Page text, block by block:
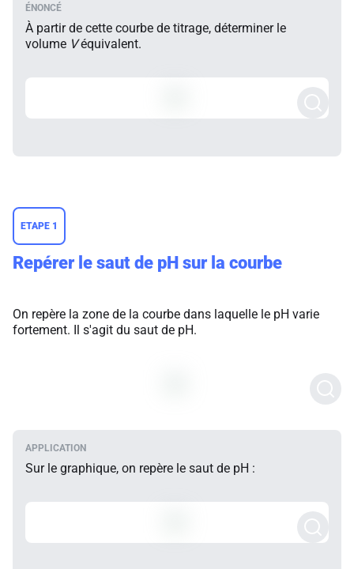
À partir de cette courbe de titrage, déterminer le
volume Véquivalent.
ETAPE 1
Repérer le saut de pH sur la courbe
On repère la zone de la courbe dans laquelle le pH varie
fortement. Il s'agit du saut de pH.
Sur le graphique, on repère le saut de pH :